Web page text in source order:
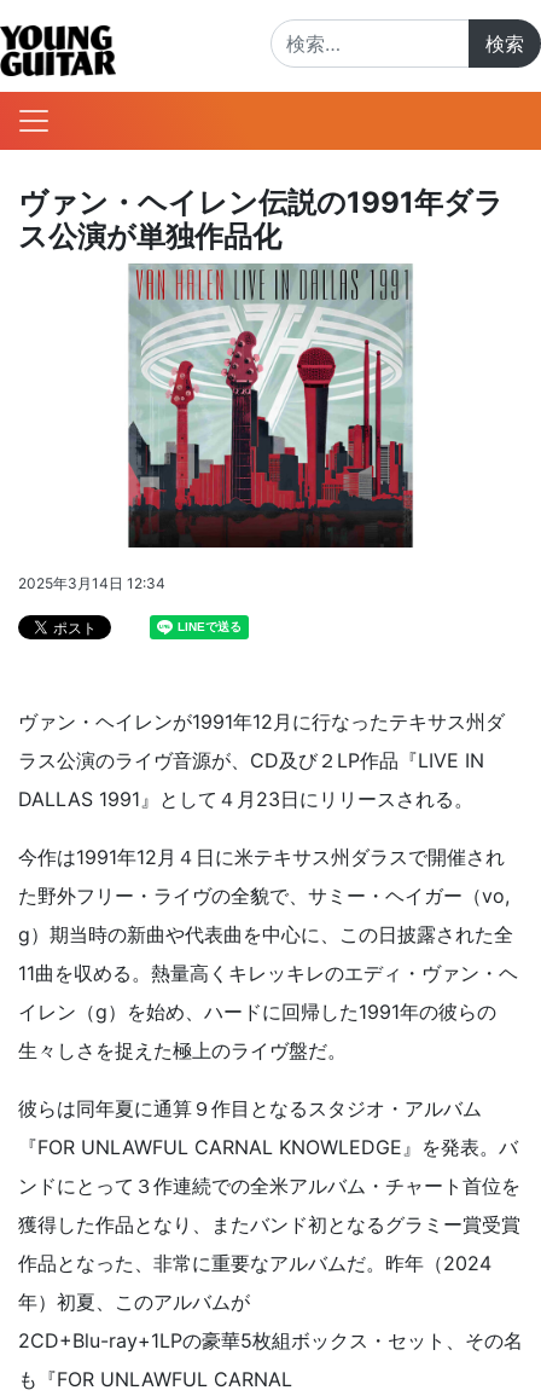
ヴァン・ヘイレン伝説の1991年ダラ
ス公演が単独作品化
2025年3月14日 12:34
ヴァン・ヘイレンが1991年12月に行なったテキサス州ダ
ラス公演のライヴ音源が、CD及び２LP作品『LIVE IN
DALLAS 1991』として４月23日にリリースされる。
今作は1991年12月４日に米テキサス州ダラスで開催され
た野外フリー・ライヴの全貌で、サミー・ヘイガー（vo,
g）期当時の新曲や代表曲を中心に、この日披露された全
11曲を収める。熱量高くキレッキレのエディ・ヴァン・ヘ
イレン（g）を始め、ハードに回帰した1991年の彼らの
生々しさを捉えた極上のライヴ盤だ。
彼らは同年夏に通算９作目となるスタジオ・アルバム
『FOR UNLAWFUL CARNAL KNOWLEDGE』を発表。バ
ンドにとって３作連続での全米アルバム・チャート首位を
獲得した作品となり、またバンド初となるグラミー賞受賞
作品となった、非常に重要なアルバムだ。昨年（2024
年）初夏、このアルバムが
2CD+Blu-ray+1LPの豪華5枚組ボックス・セット、その名
も『FOR UNLAWFUL CARNAL